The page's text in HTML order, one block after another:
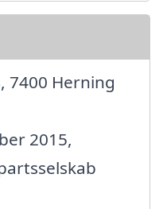
7400 Herning
2015,